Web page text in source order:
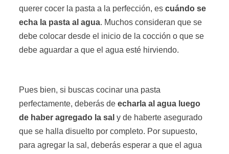
querer cocer la pasta a la perfección, es cuándo se
echa la pasta al agua. Muchos consideran que se
debe colocar desde el inicio de la cocción o que se
debe aguardar a que el agua esté hirviendo.
Pues bien, si buscas cocinar una pasta
perfectamente, deberás de echarla al agua luego
de haber agregado la sal y de haberte asegurado
que se halla disuelto por completo. Por supuesto,
para agregar la sal, deberás esperar a que el agua